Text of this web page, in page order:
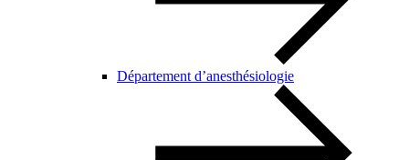
Département d’anesthésiologie